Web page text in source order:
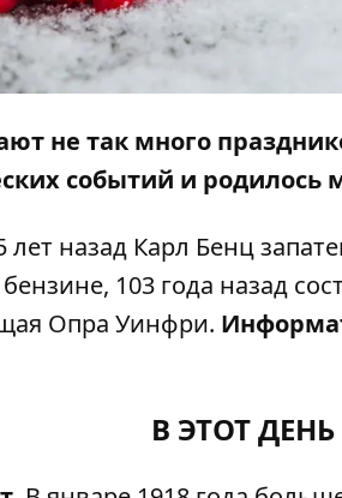
не так много
событий и родилось
лет назад Карл Бенц
103 года назад
Опра Уинфри.
В ЭТОТ ДЕНЬ